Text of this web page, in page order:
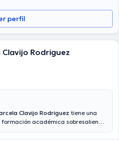
perfil
Rodriguez
Clavijo Rodriguez tiene una
académica sobresaliente,
experiencia laboral en su campo